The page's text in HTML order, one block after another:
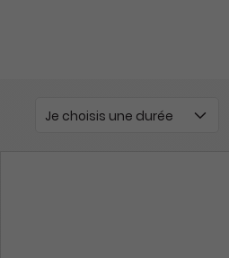
Je choisis une durée